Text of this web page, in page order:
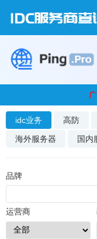
idc业务 高防
海外服务器
国内
品牌
运营商